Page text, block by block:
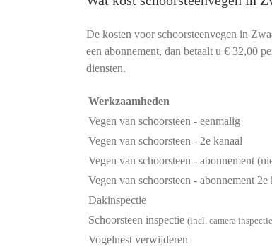
De kosten voor schoorsteenvegen in
een abonnement, dan betaalt u € 32,00
diensten.
Werkzaamheden
Vegen van schoorsteen - eenmalig
Vegen van schoorsteen - 2e kanaal
Vegen van schoorsteen - abonnement
Vegen van schoorsteen - abonnement 2e
Dakinspectie
Schoorsteen inspectie (incl. camera
Vogelnest verwijderen